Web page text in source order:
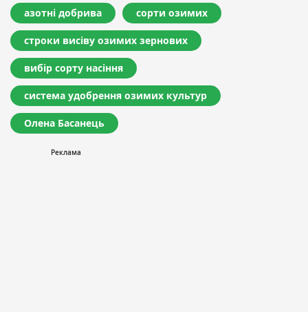
азотні добрива сорти озимих
строки висіву озимих зернових
вибір сорту насіння
система удобрення озимих культур
Олена Басанець